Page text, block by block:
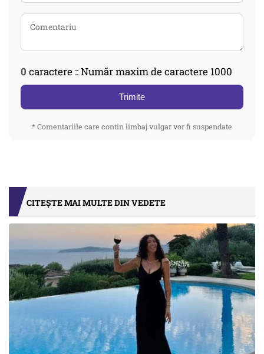
0 caractere :: Număr maxim de caractere 1000
Trimite
* Comentariile care contin limbaj vulgar vor fi suspendate
CITEȘTE MAI MULTE DIN VEDETE